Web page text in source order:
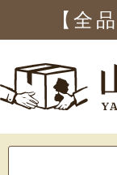
【全